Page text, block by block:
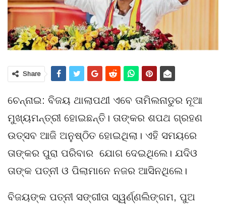
Share
ଚେନ୍ନାଇ: ବିଜୟ ଥାଲାପଥୀ ଏବେ ତାମିଲନାଡୁର ନୂଆ
ମୁଖ୍ୟମନ୍ତ୍ରୀ ହୋଇଛନ୍ତି। ତାଙ୍କର ଶପଥ ଗ୍ରହଣ
ଉତ୍ସବ ଆଜି ଅନୁଷ୍ଠିତ ହୋଇଥିଲା। ଏହି ସମୟରେ
ତାଙ୍କର ପୁରା ପରିବାର ଯୋଗ ଦେଇଥିଲେ। ଯଦିଓ
ତାଙ୍କ ପତ୍ନୀ ଓ ପିଲାମାନେ ନଜର ଆସିନଥିଲେ।
ବିଜୟଙ୍କ ପତ୍ନୀ ସଙ୍ଗୀତା ସ୍ୱର୍ଣ୍ଣଲିଙ୍ଗମ, ପୁଅ